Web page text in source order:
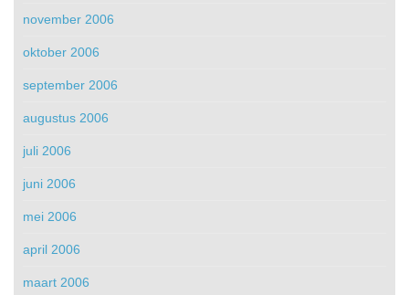
november 2006
oktober 2006
september 2006
augustus 2006
juli 2006
juni 2006
mei 2006
april 2006
maart 2006